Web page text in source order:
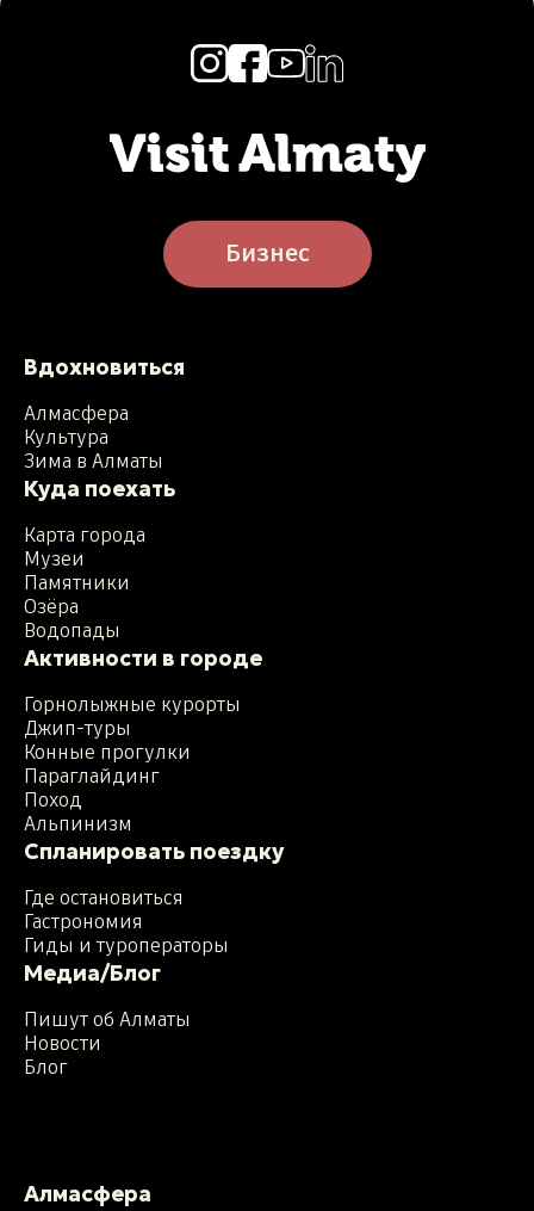
Бизнес
Вдохновиться
Алмасфера
Культура
Зима в Алматы
Куда поехать
Карта города
Музеи
Памятники
Озёра
Водопады
Активности в городе
Горнолыжные курорты
Джип-туры
Конные прогулки
Параглайдинг
Поход
Альпинизм
Спланировать поездку
Где остановиться
Гастрономия
Гиды и туроператоры
Медиа/Блог
Пишут об Алматы
Новости
Блог
Алмасфера